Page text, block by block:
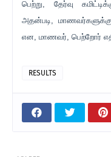
பெற்று, தேர்வு
அதன்படி,
என, மாணவர், பெற்றோர்
RESULTS